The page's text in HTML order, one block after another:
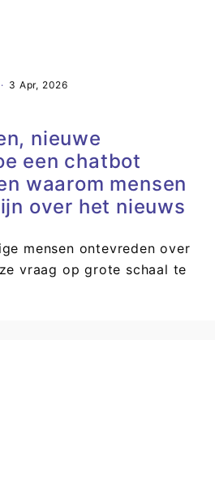
· 3 Apr, 2026
nieuwe
een chatbot
waarom mensen
over het nieuws
mensen ontevreden over
vraag op grote schaal te